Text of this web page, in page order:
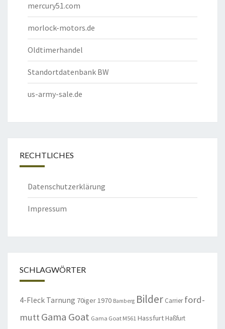
mercury51.com
morlock-motors.de
Oldtimerhandel
Standortdatenbank BW
us-army-sale.de
RECHTLICHES
Datenschutzerklärung
Impressum
SCHLAGWÖRTER
4-Fleck Tarnung 70iger1970 Bamberg Bilder Carrier ford-
mutt Gama Goat Gama Goat M561 Hassfurt Haßfurt